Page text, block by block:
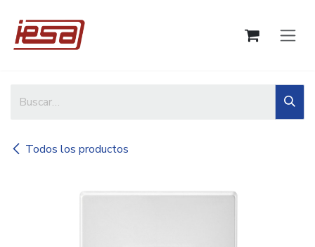
Todos los productos